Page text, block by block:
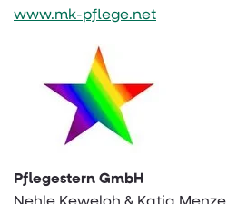
www.mk-pflege.net
Pflegestern GmbH